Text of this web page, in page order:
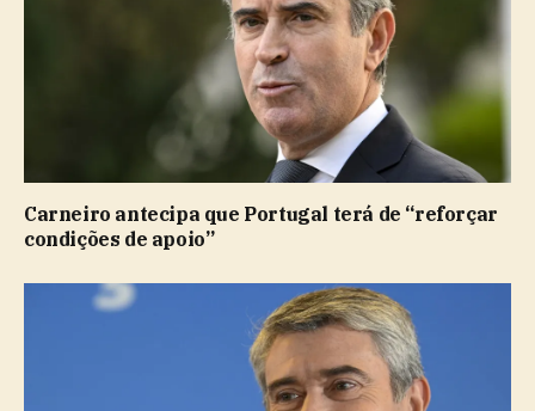
Carneiro antecipa que Portugal terá de “reforçar
condições de apoio”